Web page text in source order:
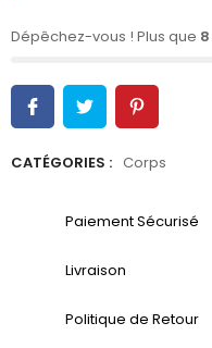
Dépêchez-vous ! Plus que 8
CATÉGORIES : Corps
Paiement Sécurisé
Livraison
Politique de Retour